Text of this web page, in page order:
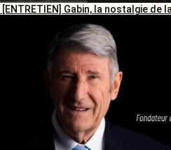
[ENTRETIEN] Gabin, la nostalgie de